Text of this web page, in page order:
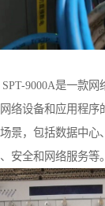
9000A是一款
络设备和应用程序
景，包括数据中心
安全和网络服务等。